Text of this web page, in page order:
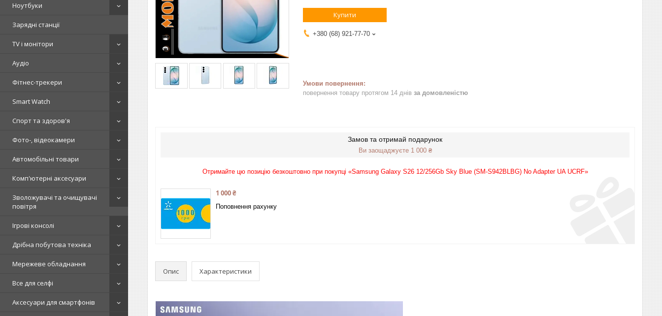
Ноутбуки
Зарядні станції
TV і монітори
Аудіо
Фітнес-трекери
Smart Watch
Спорт та здоров'я
Фото-, відеокамери
Автомобільні товари
Комп'ютерні аксесуари
Зволожувачі та очищувачі
повітря
Ігрові консолі
Дрібна побутова техніка
Мережеве обладнання
Все для селфі
Аксесуари для смартфонів
Купити
+380 (68) 921-77-70
повернення товару протягом 14 днів за домовленістю
Замов та отримай подарунок
Ви заощаджуєте 1 000 ₴
Отримайте цю позицію безкоштовно при покупці «Samsung Galaxy S26 12/256Gb Sky Blue (SM-S942BLBG) No Adapter UA UCRF»
1 000 ₴
Поповнення рахунку
Опис Характеристики